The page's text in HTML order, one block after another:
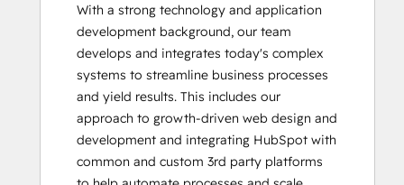
With a strong technology and application
development background, our team
develops and integrates today's complex
systems to streamline business processes
and yield results. This includes our
approach to growth-driven web design and
development and integrating HubSpot with
common and custom 3rd party platforms